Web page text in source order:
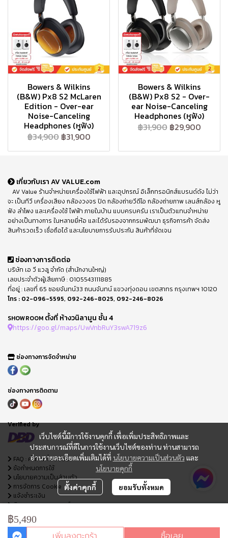
Bowers & Wilkins
(B&W) Px8 S2 McLaren
Edition - Over-ear
Noise-Canceling
Headphones (หูฟัง)
฿34,900 ฿31,900
Bowers & Wilkins
(B&W) Px8 S2 - Over-
ear Noise-Canceling
Headphones (หูฟัง)
฿31,900 ฿29,900
฿5,490
เว็บไซต์นี้มีการใช้งานคุกกี้ เพื่อเพิ่มประสิทธิภาพและ
ประสบการณ์ที่ดีในการใช้งานเว็บไซต์ของท่าน ท่านสามารถ
อ่านรายละเอียดเพิ่มเติมได้ที่ นโยบายความเป็นส่วนตัว และ
นโยบายคุกกี้
ตั้งค่าคุกกี้ ยอมรับทั้งหมด
เกี่ยวกับเรา AV VALUE.com
AV Value ร้านจำหน่ายเครื่องใช้ไฟฟ้า และอุปกรณ์ อิเล็กทรอนิกส์แบรนด์ดัง ไม่ว่า
จะ เป็นทีวี เครื่องเสียง กล้องวงจร ปิด กล้องถ่ายวีดีโอ กล้องถ่ายภาพ เลนส์กล้อง หู
ฟัง ลำโพง และเครื่องใช้ ไฟฟ้า ภายในบ้าน แบบครบครัน เราเป็นตัวแทนจำหน่าย
อย่างเป็นทางการ ในหลายยี่ห้อ และได้รับรองจากกรมพัฒนา ธุรกิจการค้า จัดส่ง
สินค้ารวดเร็ว เชื่อถือได้ และนโยบายการรับประกัน สินค้าที่ชัดเจน
ช่องทางการติดต่อ
บริษัท เอ วี แวลู จำกัด (สำนักงานใหญ่)
เลขประจำตัวผู้เสียภาษี : 0105543111885
ที่อยู่ : เลขที่ 65 ซอยจันทน์33 ถนนจันทน์ แขวงทุ่งดอน เขตสาทร กรุงเทพฯ 10120
โทร : 02-096-5595, 092-246-8025, 092-246-8026
SHOWROOM ตั้งที่ ห้างวนิลามูน ชั้น 4
https://goo.gl/maps/UwVnbRuY3swA719z6
ช่องทางการจัดจำหน่าย
ช่องทางการติดตาม
Verified by
FAQ : คำถามที่พบบ่อย
ข้อกำหนดการใช้
นโยบายความเป็นส่วนตัว
การจัดการ Cookie
แจ้งชำระเงิน
ติดตามสถานะออเดอร์
ใบเสนอราคา